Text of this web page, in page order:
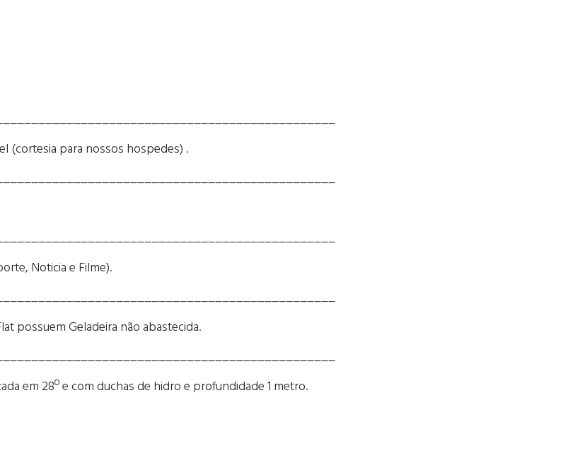
(cortesia para nossos hospedes) .
Noticia e Filme).
possuem Geladeira não abastecida.
em 28º e com duchas de hidro e profundidade 1 metro.